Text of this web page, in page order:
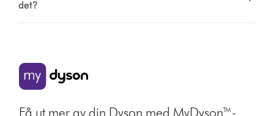
det?
Få ut mer av din Dyson med MyDyson™-